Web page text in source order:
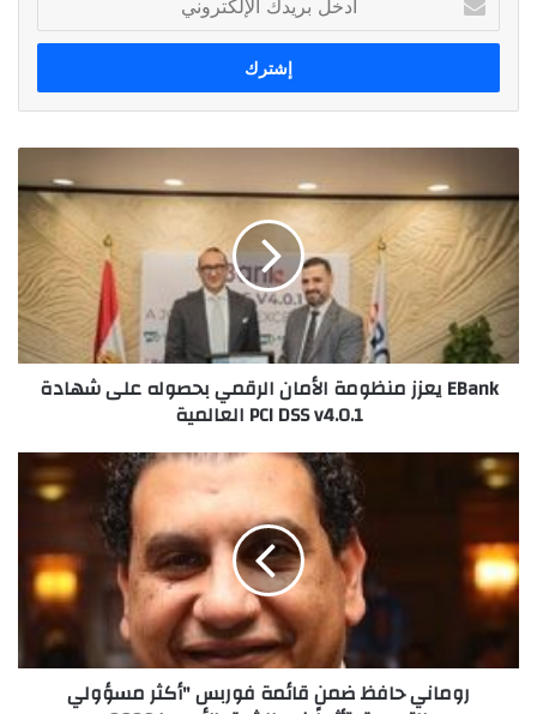
بريدك
الإلكتروني
منظومة
الأمان
الرقمي
بحصوله
على
شهادة
PCI
DSS
EBank يعزز منظومة الأمان الرقمي بحصوله على شهادة
PCI DSS v4.0.1 العالمية
روماني
حافظ
قائمة
فوربس
"أكثر
مسؤولي
تأثيراً
روماني حافظ ضمن قائمة فوربس "أكثر مسؤولي